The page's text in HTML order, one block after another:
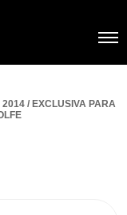
/ EXCLUSIVA PARA